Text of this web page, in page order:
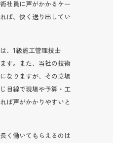
社員に声がかかるケー
ば、快く送り出してい
、1級施工管理技士
す。また、当社の技術
なりますが、その立場
目線で現場や予算・工
ば声がかかりやすいと
く働いてもらえるのは